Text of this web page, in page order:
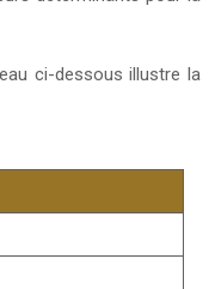
ci-dessous illustre la